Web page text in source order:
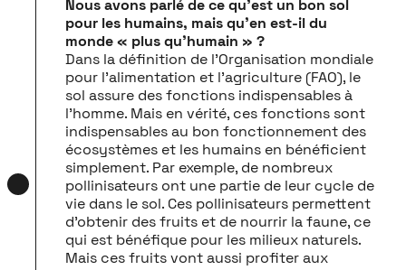
Nous avons parlé de ce qu’est un bon sol
pour les humains, mais qu’en est-il du
monde « plus qu’humain » ?
Dans la définition de l’Organisation mondiale
pour l’alimentation et l’agriculture (FAO), le
sol assure des fonctions indispensables à
l’homme. Mais en vérité, ces fonctions sont
indispensables au bon fonctionnement des
écosystèmes et les humains en bénéficient
simplement. Par exemple, de nombreux
pollinisateurs ont une partie de leur cycle de
vie dans le sol. Ces pollinisateurs permettent
d’obtenir des fruits et de nourrir la faune, ce
qui est bénéfique pour les milieux naturels.
Mais ces fruits vont aussi profiter aux